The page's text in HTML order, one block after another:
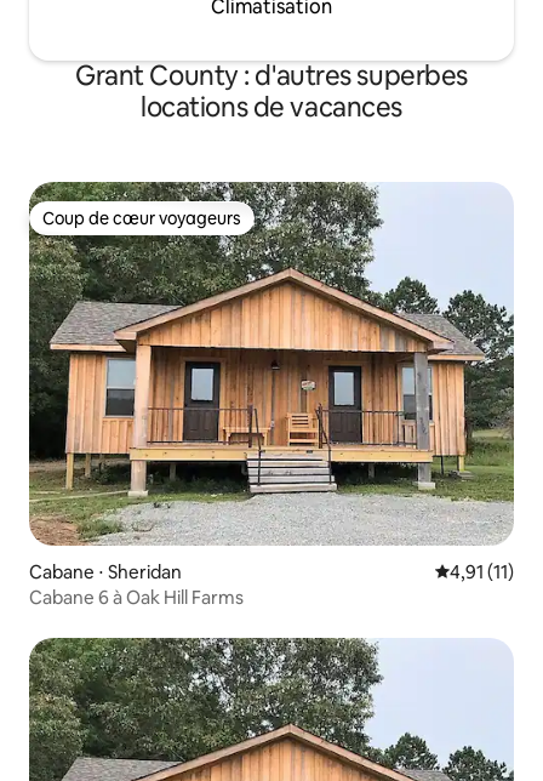
Climatisation
Grant County : d'autres superbes
locations de vacances
Coup de cœur voyageurs
Coup de cœur voyageurs
Cabane ⋅ Sheridan Évaluation
4,91 (11)
Cabane 6 à Oak Hill Farms